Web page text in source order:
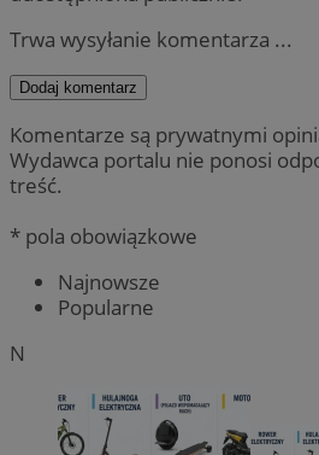
Trwa wysyłanie komentarza ...
Dodaj komentarz
Komentarze są prywatnymi
Wydawca portalu nie ponosi
treść.
* pola obowiązkowe
Najnowsze
Popularne
N